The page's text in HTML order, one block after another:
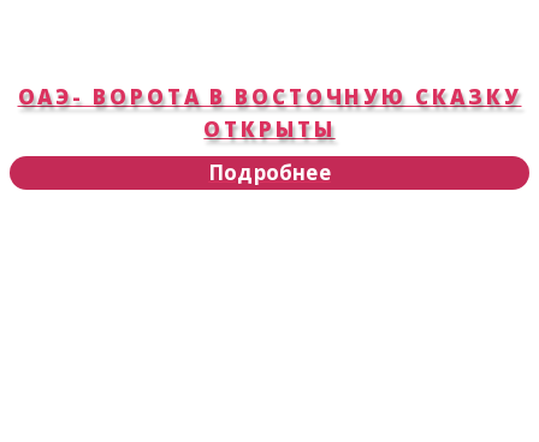
ОАЭ- ВОРОТА В ВОСТОЧНУЮ СКАЗКУ
ОТКРЫТЫ
Подробнее